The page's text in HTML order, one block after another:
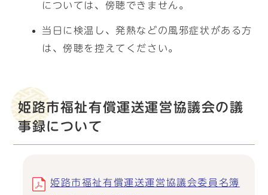
については、傍聴できません。
当日に検温し、発熱などの風邪症状がある方
は、傍聴を控えてください。
姫路市福祉有償運送運営協議会の議
事録について
姫路市福祉有償運送運営協議会委員名簿